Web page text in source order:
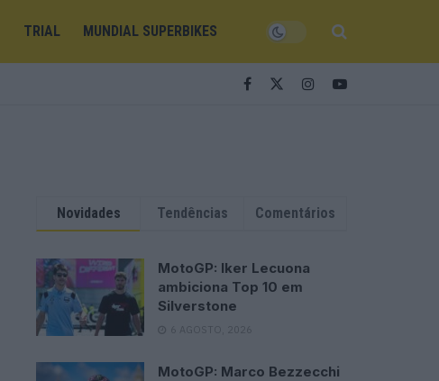
TRIAL MUNDIAL SUPERBIKES
Novidades Tendências Comentários
MotoGP: Iker Lecuona
ambiciona Top 10 em
Silverstone
6 AGOSTO, 2026
MotoGP: Marco Bezzecchi